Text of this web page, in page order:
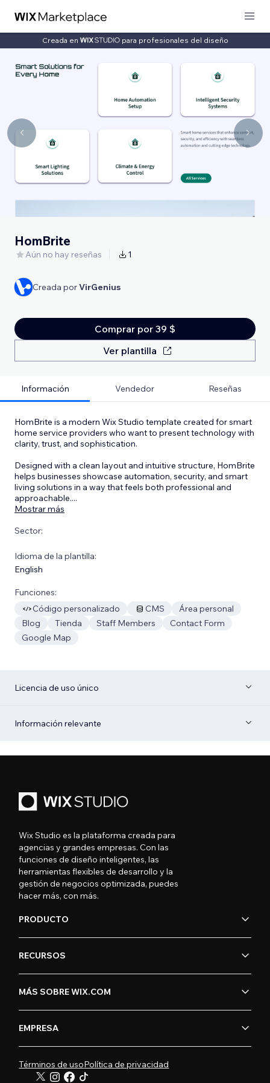
Creada en para profesionales del diseño
HomBrite
Aún no hay reseñas 1
Creada porVirGenius
Comprar por 39 $
Ver plantilla
Información Vendedor Reseñas
HomBrite is a modern Wix Studio template created for smart
home service providers who want to present technology with
clarity, trust, and sophistication.
Designed with a clean layout and intuitive structure, HomBrite
helps businesses showcase automation, security, and smart
living solutions in a way that feels both professional and
approachable....
Mostrar más
Sector:
Idioma de la plantilla:
English
Funciones:
Código personalizado
CMS
Área personal
Blog
Tienda Staff Members
Contact Form
Google Map
Licencia de uso único
Información relevante
Wix Studio es la plataforma creada para
agencias y grandes empresas. Con las
funciones de diseño inteligentes, las
herramientas flexibles de desarrollo y la
gestión de negocios optimizada, puedes
hacer más, con más.
PRODUCTO
RECURSOS
MÁS SOBRE WIX.COM
EMPRESA
Términos de usoPolítica de privacidad